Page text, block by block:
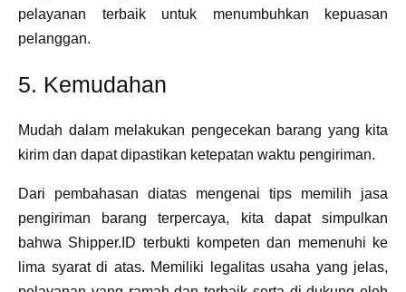
pelayanan terbaik untuk menumbuhkan kepuasan
pelanggan.
5. Kemudahan
Mudah dalam melakukan pengecekan barang yang kita
kirim dan dapat dipastikan ketepatan waktu pengiriman.
Dari pembahasan diatas mengenai tips memilih jasa
pengiriman barang terpercaya, kita dapat simpulkan
bahwa Shipper.ID terbukti kompeten dan memenuhi ke
lima syarat di atas. Memiliki legalitas usaha yang jelas,